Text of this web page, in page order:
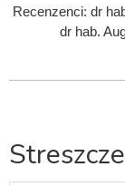
Recenzenci: dr
dr hab.